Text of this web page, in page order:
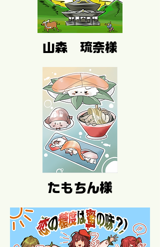
山森 琉奈様
たもちん様